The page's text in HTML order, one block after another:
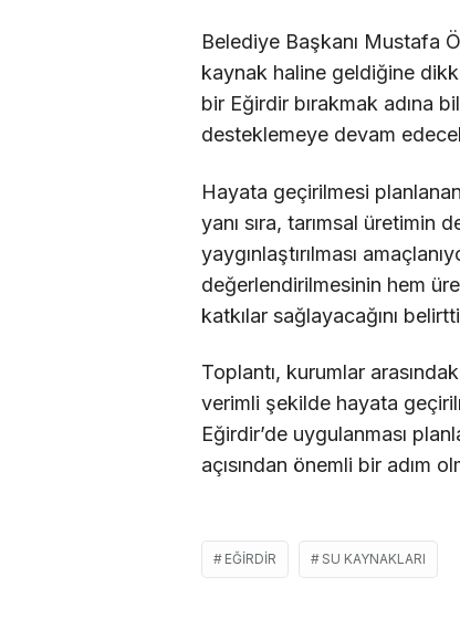
Belediye Başkanı Mustafa
kaynak haline geldiğine
bir Eğirdir bırakmak adına
desteklemeye devam
Hayata geçirilmesi
yanı sıra, tarımsal üretimin
yaygınlaştırılması
değerlendirilmesinin hem
katkılar sağlayacağını
Toplantı, kurumlar
verimli şekilde hayata
Eğirdir’de uygulanması
açısından önemli bir adım
EĞIRDIR SU KAYNAKLARI